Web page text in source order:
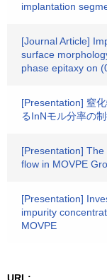
implantation
[Journal Article]
surface
phase epitaxy on
[Presentation] 窒
るInNモル分率の
[Presentation]
flow in MOVPE
[Presentation]
impurity
MOVPE